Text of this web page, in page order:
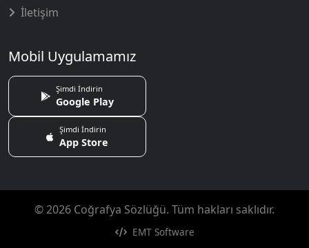
İletişim
Mobil Uygulamamız
Şimdi İndirin
Google Play
Şimdi İndirin
App Store
© 2026 Coğrafya Sözlüğü. Tüm hakları saklıdır.
EMT Software